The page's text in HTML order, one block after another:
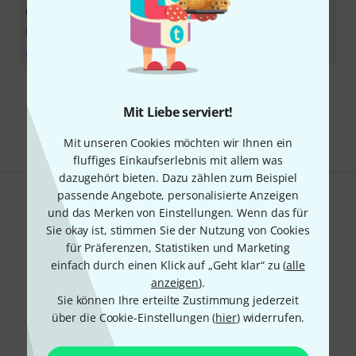
Mit Liebe serviert!
Mit unseren Cookies möchten wir Ihnen ein
fluffiges Einkaufserlebnis mit allem was
dazugehört bieten. Dazu zählen zum Beispiel
passende Angebote, personalisierte Anzeigen
und das Merken von Einstellungen. Wenn das für
Sie okay ist, stimmen Sie der Nutzung von Cookies
für Präferenzen, Statistiken und Marketing
einfach durch einen Klick auf „Geht klar“ zu (alle
anzeigen).
Sie können Ihre erteilte Zustimmung jederzeit
über die Cookie-Einstellungen (hier) widerrufen.
Sofort lieferbar
19.990€
Alle Preise inkl. MwSt.
Gefällt Ihnen, was Sie sehen?
Teilen Hilfe & Feedback